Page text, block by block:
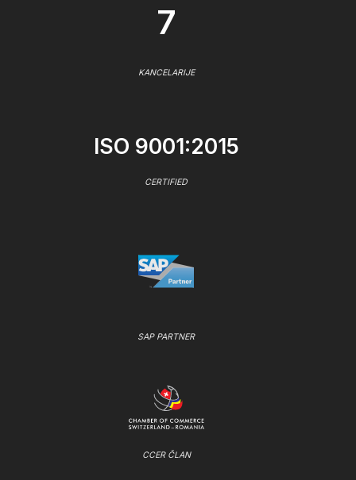
7
KANCELARIJE
ISO 9001:2015
CERTIFIED
SAP PARTNER
CCER ČLAN